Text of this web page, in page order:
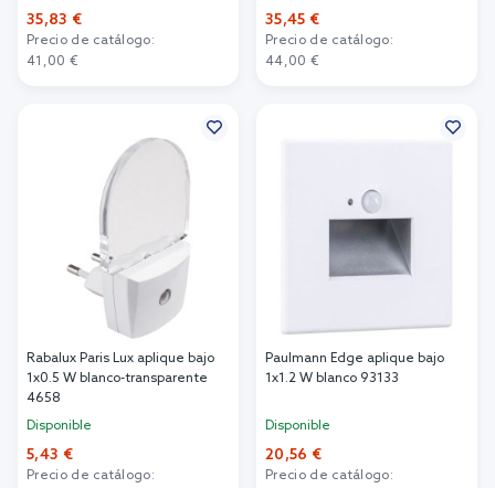
35,83 €
Precio de catálogo:
41,00 €
35,45 €
Precio de catálogo:
44,00 €
Rabalux Paris Lux aplique bajo
1x0.5 W blanco-transparente
4658
Disponible
5,43 €
Precio de catálogo:
Paulmann Edge aplique bajo
1x1.2 W blanco 93133
Disponible
20,56 €
Precio de catálogo: